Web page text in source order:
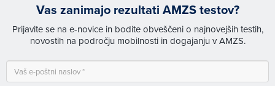
Vas zanimajo rezultati AMZS testov?
Prijavite se na e-novice in bodite obveščeni o najnovejših testih,
novostih na področju mobilnosti in dogajanju v AMZS.